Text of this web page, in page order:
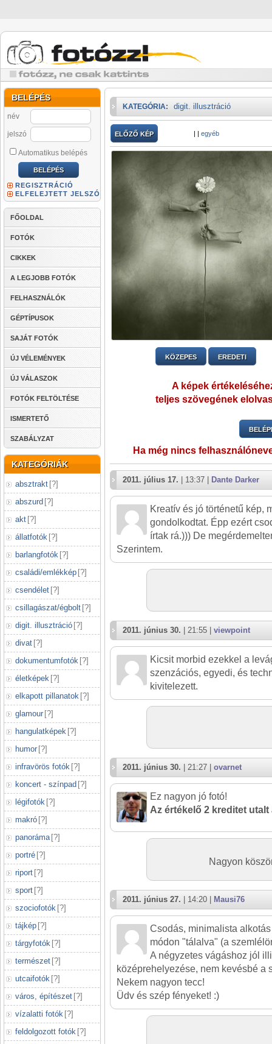
BELÉPÉS
név
jelszó
Automatikus belépés
REGISZTRÁCIÓ
ELFELEJTETT JELSZÓ
FŐOLDAL
FOTÓK
CIKKEK
A LEGJOBB FOTÓK
FELHASZNÁLÓK
GÉPTÍPUSOK
SAJÁT FOTÓK
ÚJ VÉLEMÉNYEK
ÚJ VÁLASZOK
FOTÓK FELTÖLTÉSE
ISMERTETŐ
SZABÁLYZAT
KATEGÓRIÁK
absztrakt [?]
abszurd [?]
akt [?]
állatfotók [?]
barlangfotók [?]
családi/emlékkép [?]
csendélet [?]
csillagászat/égbolt [?]
digit. illusztráció [?]
divat [?]
dokumentumfotók [?]
életképek [?]
elkapott pillanatok [?]
glamour [?]
hangulatképek [?]
humor [?]
infravörös fotók [?]
koncert - színpad [?]
légifotók [?]
makró [?]
panoráma [?]
portré [?]
riport [?]
sport [?]
szociofotók [?]
tájkép [?]
tárgyfotók [?]
természet [?]
utcaifotók [?]
város, építészet [?]
vízalatti fotók [?]
feldolgozott fotók [?]
KATEGÓRIA: digit. illusztráció
ELŐZŐ KÉP | | egyéb
KÖZEPES EREDETI
A képek
teljes szövegének
Ha még nincs
2011. július 17. | 13:37 | Dante Darker
Kreatív és jó történetű kép,
gondolkodtat. Épp ezért
írtak rá.))) De
Szerintem.
2011. június 30. | 21:55 | viewpoint
Kicsit morbid ezekkel a
szenzációs, egyedi, és
kivitelezett.
2011. június 30. | 21:27 | ovarnet
Ez nagyon jó fotó!
Az értékelő 2 kreditet
Nagyon
2011. június 27. | 14:20 | Mausi76
Csodás, minimalista
módon "tálalva" (a
A négyzetes vágáshoz jól
középrehelyezése, nem kevésbé a
Nekem nagyon tecc!
Üdv és szép fényeket! :)